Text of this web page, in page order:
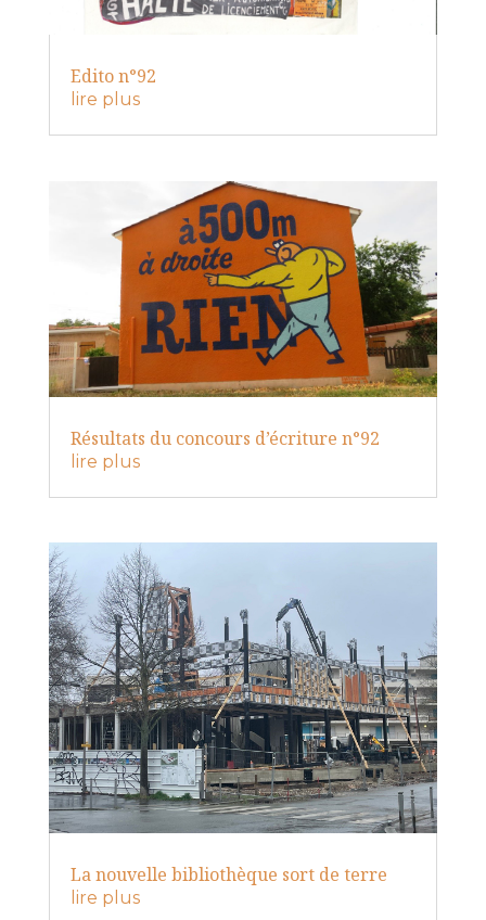
Edito n°92
lire plus
Résultats du concours d’écriture n°92
lire plus
La nouvelle bibliothèque sort de terre
lire plus